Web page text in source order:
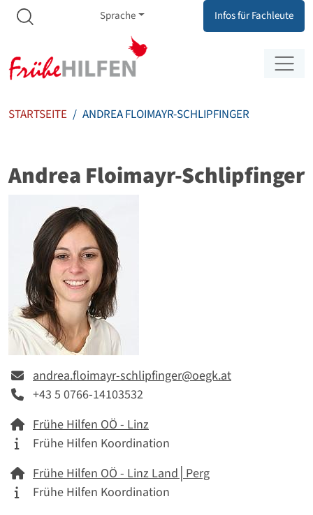
Zum Inhalt springen
Zur Navigation springen
Meta Navigation
Sprache Infos für Fachleute
STARTSEITE ANDREA FLOIMAYR-SCHLIPFINGER
Andrea Floimayr-Schlipfinger
E-mailandrea.floimayr-schlipfinger@oegk.at
Telefon+43 5 0766-14103532
NetzwerkFrühe Hilfen OÖ - Linz
Tätigkeitskategorie
Frühe Hilfen Koordination
NetzwerkFrühe Hilfen OÖ - Linz Land│Perg
Tätigkeitskategorie
Frühe Hilfen Koordination